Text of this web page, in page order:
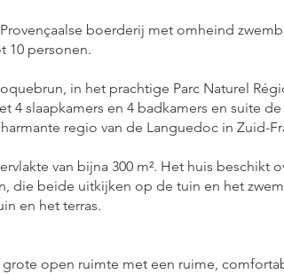
boerderij met omheind
10 personen.
in het prachtige Parc Naturel
4 slaapkamers en 4 badkamers en suite
regio van de Languedoc in Zuid-
van bijna 300 m². Het huis beschikt
die beide uitkijken op de tuin en het
en het terras.
open ruimte met een ruime,